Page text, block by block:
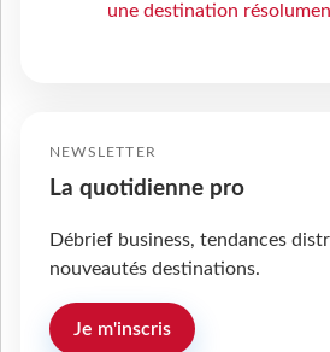
une destination
NEWSLETTER
La quotidienne pro
Débrief business, tendances
nouveautés destinations.
Je m'inscris